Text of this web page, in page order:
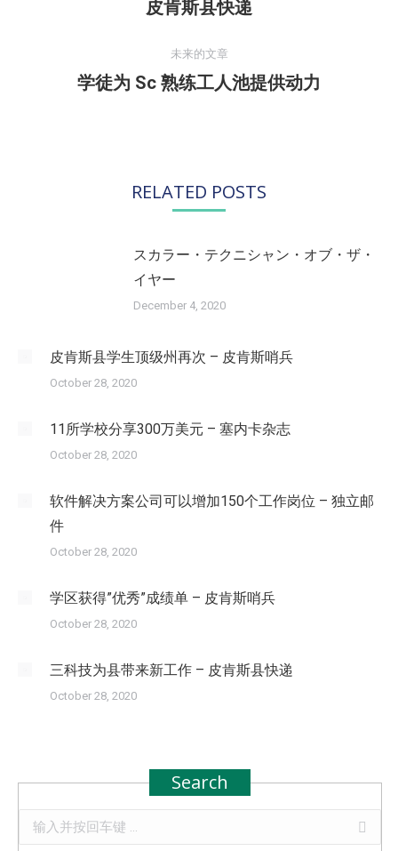
史
章：
皮肯斯县快递
未来的文章
未
学徒为 Sc 熟练工人池提供动力
RELATED POSTS
スカラー・テクニシャン・オブ・ザ・
イヤー
December 4, 2020
皮肯斯县学生顶级州再次 – 皮肯斯哨兵
October 28, 2020
11所学校分享300万美元 – 塞内卡杂志
October 28, 2020
软件解决方案公司可以增加150个工作岗位 – 独立邮
件
October 28, 2020
学区获得”优秀”成绩单 – 皮肯斯哨兵
October 28, 2020
三科技为县带来新工作 – 皮肯斯县快递
October 28, 2020
Search
Search: